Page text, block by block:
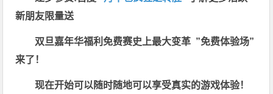
新朋友限量送
双旦嘉年华福利免费赛史上最大变革 ”免费体验场”
来了！
现在开始可以随时随地可以享受真实的游戏体验！